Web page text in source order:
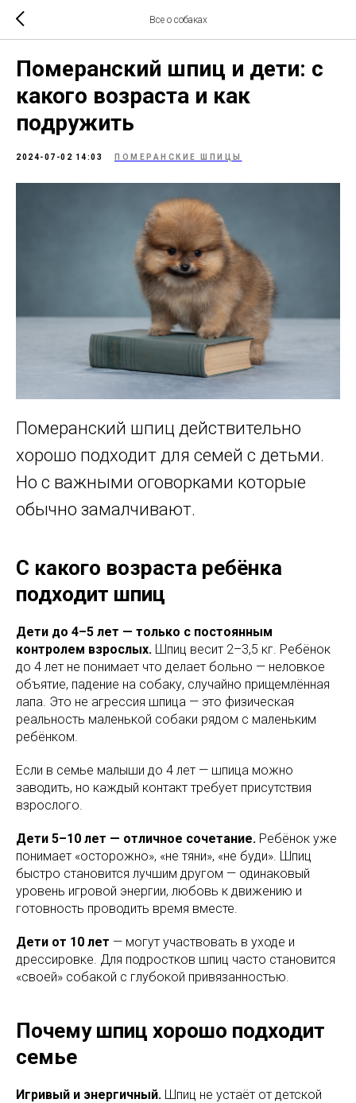
Все о собаках
Померанский шпиц и дети: с
какого возраста и как
подружить
2024-07-02 14:03 ПОМЕРАНСКИЕ ШПИЦЫ
Померанский шпиц действительно
хорошо подходит для семей с детьми.
Но с важными оговорками которые
обычно замалчивают.
С какого возраста ребёнка
подходит шпиц
Дети до 4–5 лет — только с постоянным
контролем взрослых. Шпиц весит 2–3,5 кг. Ребёнок
до 4 лет не понимает что делает больно — неловкое
объятие, падение на собаку, случайно прищемлённая
лапа. Это не агрессия шпица — это физическая
реальность маленькой собаки рядом с маленьким
ребёнком.
Если в семье малыши до 4 лет — шпица можно
заводить, но каждый контакт требует присутствия
взрослого.
Дети 5–10 лет — отличное сочетание. Ребёнок уже
понимает «осторожно», «не тяни», «не буди». Шпиц
быстро становится лучшим другом — одинаковый
уровень игровой энергии, любовь к движению и
готовность проводить время вместе.
Дети от 10 лет — могут участвовать в уходе и
дрессировке. Для подростков шпиц часто становится
«своей» собакой с глубокой привязанностью.
Почему шпиц хорошо подходит
семье
Игривый и энергичный. Шпиц не устаёт от детской